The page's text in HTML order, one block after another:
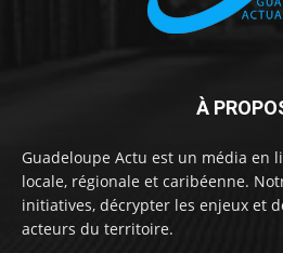
À
Guadeloupe Actu est un média en
locale, régionale et caribéenne.
initiatives, décrypter les enjeux et
acteurs du territoire.